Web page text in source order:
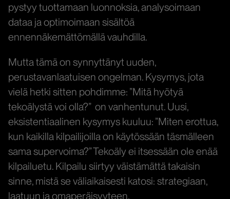
pystyy tuottamaan luonnoksia, analysoimaan
dataa ja optimoimaan sisältöä
ennennäkemättömällä vauhdilla.
Mutta tämä on synnyttänyt uuden,
perustavanlaatuisen ongelman. Kysymys, jota
vielä hetki sitten pohdimme: ”Mitä hyötyä
tekoälystä voi olla?” on vanhentunut. Uusi,
eksistentiaalinen kysymys kuuluu: ”Miten erottua,
kun kaikilla kilpailijoilla on käytössään täsmälleen
sama supervoima?” Tekoäly ei itsessään ole enää
kilpailuetu. Kilpailu siirtyy väistämättä takaisin
sinne, mistä se väliaikaisesti katosi: strategiaan,
laatuun ja omaperäisyyteen.